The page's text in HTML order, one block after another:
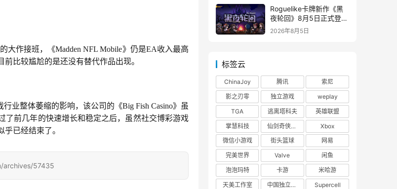
作接班，《Madden NFL Mobile》仍是EA收入最高
比较尴尬的是还没有替代作品出现。
业整体萎缩的影响，该公司的《Big Fish Casino》虽
了前几年的快速增长和稳定之后，虽然社交博彩游戏
已经结束了。
archives/57435
Roguelike卡牌新作《黑
夜轮回》8月5日正式登陆
Steam，首发9折优惠开
2026年8月5日
标签云
ChinaJoy 腾讯
索尼
影之刃零
独立游戏
weplay
TGA
逃离塔科夫
英雄联盟
掌慧科技
仙剑奇侠传四
Xbox
微信小游戏
街头篮球
网易
完美世界
Valve
闲鱼
泡泡玛特
卡游
米哈游
天美工作室
中国独立游戏联盟
Supercell